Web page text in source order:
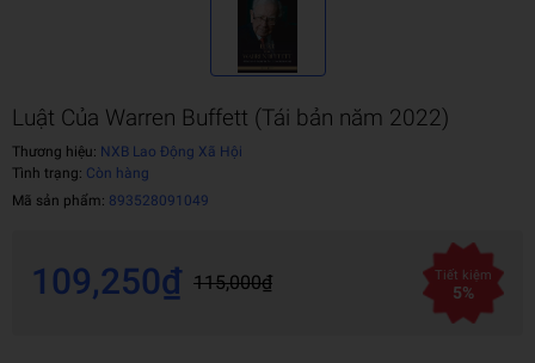
Luật Của Warren Buffett (Tái bản năm 2022)
Thương hiệu: NXB Lao Động Xã Hội
Tình trạng: Còn hàng
Mã sản phẩm: 893528091049
109,250₫ 115,000₫ Tiết kiệm
5%